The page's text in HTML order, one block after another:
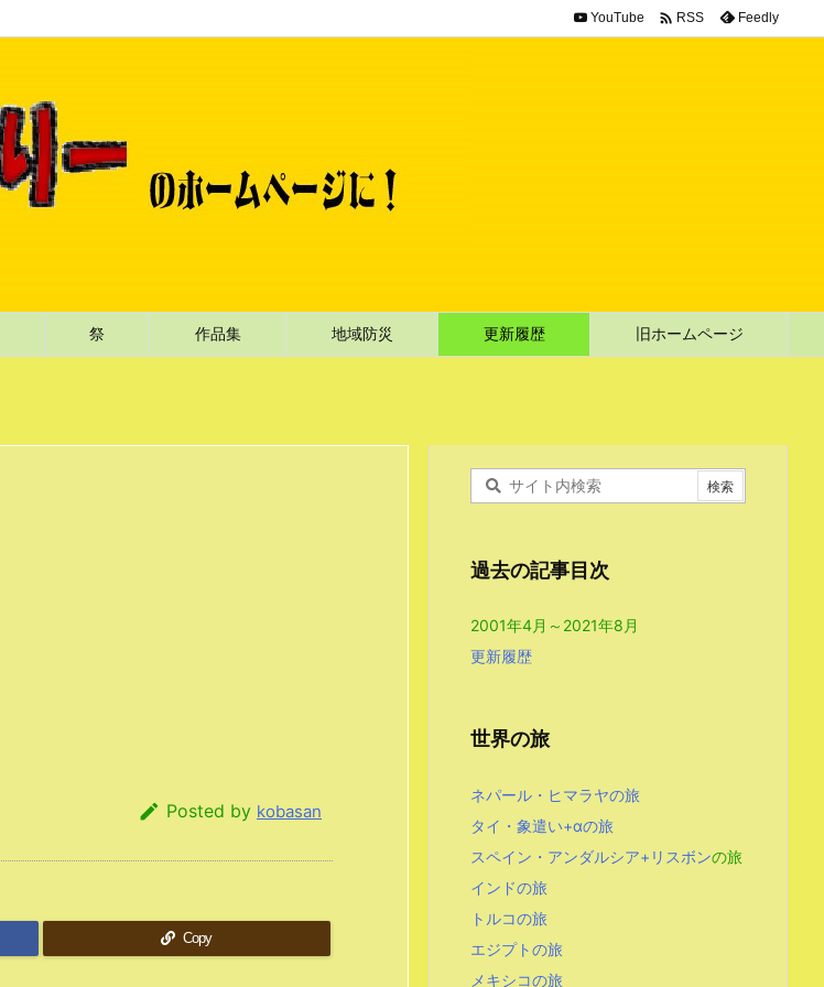
祭 作品集 地域防災 更新履歴 旧ホームページ
YouTube  RSS Feedly
 Posted by kobasan
Copy
過去の記事目次
2001年4月～2021年8月
更新履歴
世界の旅
ネパール・ヒマラヤの旅
タイ・象遣い+αの旅
スペイン・アンダルシア+リスボンの旅
インドの旅
トルコの旅
エジプトの旅
メキシコの旅